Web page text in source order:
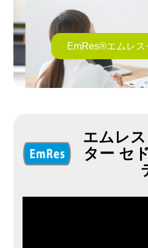
EmRes®エムレス
エムレ
ター セ